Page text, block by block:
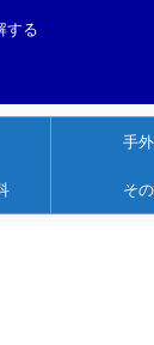
する
手
そ